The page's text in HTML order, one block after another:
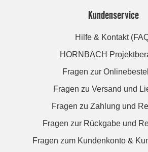
Kundenservice
Hilfe & Kontakt
HORNBACH
Fragen zur
Fragen zu Versand und
Fragen zu Zahlung und
Fragen zur Rückgabe und
Fragen zum Kundenkonto &